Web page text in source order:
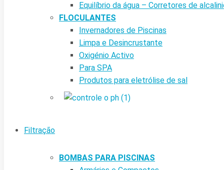
Equilíbrio da água – Corretores de
FLOCULANTES
Invernadores de Piscinas
Limpa e Desincrustante
Oxigénio Activo
Para SPA
Produtos para eletrólise de sal
Filtração
BOMBAS PARA PISCINAS